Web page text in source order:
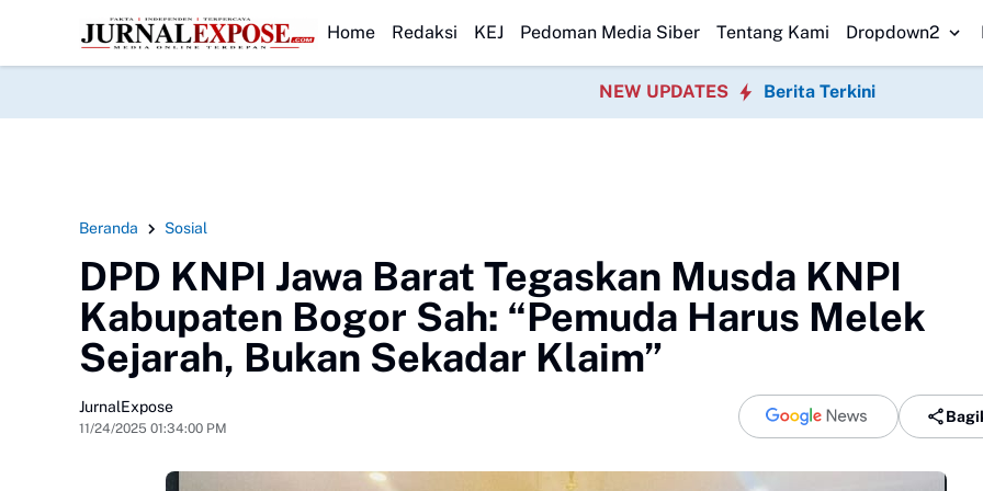
HEADLINE
Bea Cukai Makassar Jajaki Kolaborasi untuk Perkuat Pemberdayaan Pemuda Pengurus DPK BPD Gunung Guruh Periode 2026–2032
Home Redaksi KEJ Pedoman Media Siber Tentang Kami Dropdown2
NEW UPDATES Berita Terkini
Beranda Sosial
DPD KNPI Jawa Barat Tegaskan Musda KNPI
Kabupaten Bogor Sah: “Pemuda Harus Melek
Sejarah, Bukan Sekadar Klaim”
JurnalExpose
11/24/2025 01:34:00 PM